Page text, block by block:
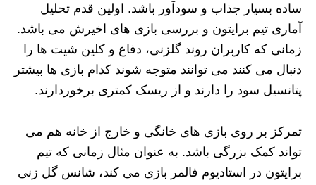
ساده بسیار جذاب و سودآور باشد. اولین قدم تحلیل
آماری تیم برایتون و بررسی بازی‌ های اخیرش می‌ باشد.
زمانی که کاربران روند گلزنی، دفاع و کلین شیت‌ ها را
دنبال می‌ کنند می‌ توانند متوجه شوند کدام بازی‌ ها بیشتر
پتانسیل سود را دارند و از ریسک کمتری برخوردارند.
تمرکز بر روی بازی‌ های خانگی و خارج از خانه هم می‌
تواند کمک بزرگی باشد. به عنوان مثال زمانی که تیم
برایتون در استادیوم فالمر بازی می‌ کند، شانس گل زنی